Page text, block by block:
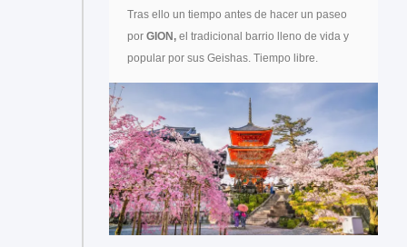
Tras ello un tiempo antes de hacer un paseo
por GION, el tradicional barrio lleno de vida y
popular por sus Geishas. Tiempo libre.